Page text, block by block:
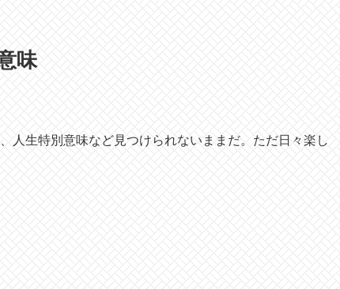
味
人生特別意味など見つけられないままだ。ただ日々楽し